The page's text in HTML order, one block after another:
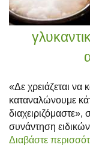
«Δε χρειάζεται να
καταναλώνουμε
συνάντηση
Διαβάστε